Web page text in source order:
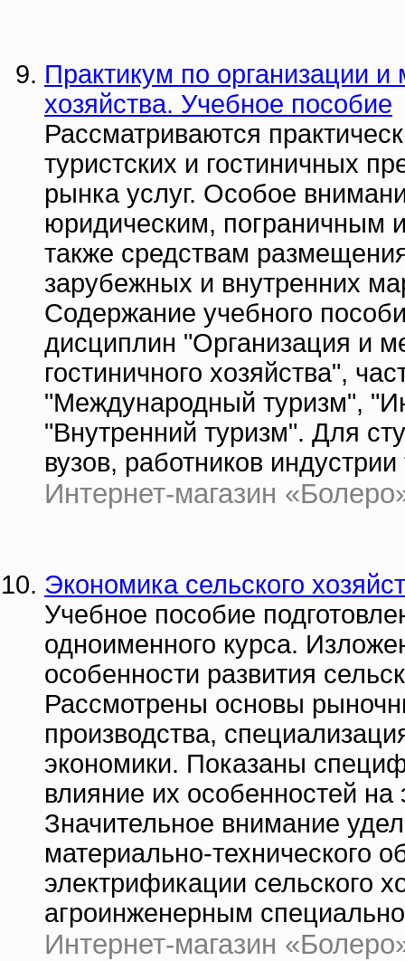
Практикум по организации и
хозяйства. Учебное пособие
Рассматриваются
туристских и гостиничных
рынка услуг. Особое
юридическим,
также средствам
зарубежных и внутренних
Содержание учебного
дисциплин "Организация и
гостиничного хозяйства",
"Международный туризм",
"Внутренний туризм". Для
вузов, работников
Интернет-магазин
Экономика сельского
Учебное пособие
одноименного курса.
особенности развития
Рассмотрены основы
производства,
экономики. Показаны
влияние их особенностей
Значительное внимание
материально-технического
электрификации сельского
агроинженерным
Интернет-магазин